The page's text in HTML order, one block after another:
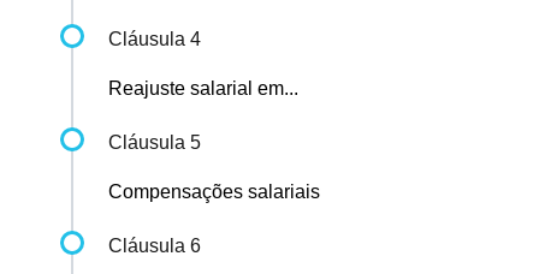
Cláusula 4
Reajuste salarial em...
Cláusula 5
Compensações salariais
Cláusula 6